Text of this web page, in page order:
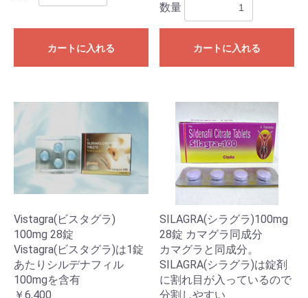
カートに入れる
数量
カートに入れる
Vistagra(ビスタグラ)
100mg 28錠
Vistagra(ビスタグラ)は1錠
あたりシルデナフィル
100mgを含有
￥6,400
SILAGRA(シラグラ)100mg
28錠 カマグラ同成分
カマグラと同成分。
SILAGRA(シラグラ)は錠剤
に割れ目が入っているので
分割しやすい